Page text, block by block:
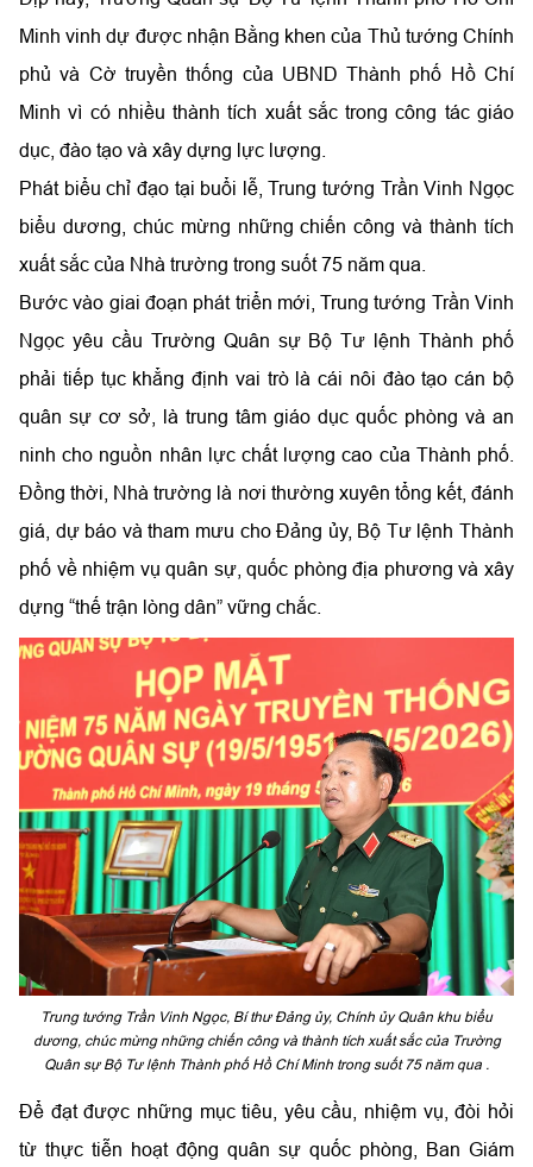
Minh vinh dự được nhận Bằng khen của Thủ tướng Chính
phủ và Cờ truyền thống của UBND Thành phố Hồ Chí
Minh vì có nhiều thành tích xuất sắc trong công tác giáo
dục, đào tạo và xây dựng lực lượng.
Phát biểu chỉ đạo tại buổi lễ, Trung tướng Trần Vinh Ngọc
biểu dương, chúc mừng những chiến công và thành tích
xuất sắc của Nhà trường trong suốt 75 năm qua.
Bước vào giai đoạn phát triển mới, Trung tướng Trần Vinh
Ngọc yêu cầu Trường Quân sự Bộ Tư lệnh Thành phố
phải tiếp tục khẳng định vai trò là cái nôi đào tạo cán bộ
quân sự cơ sở, là trung tâm giáo dục quốc phòng và an
ninh cho nguồn nhân lực chất lượng cao của Thành phố.
Đồng thời, Nhà trường là nơi thường xuyên tổng kết, đánh
giá, dự báo và tham mưu cho Đảng ủy, Bộ Tư lệnh Thành
phố về nhiệm vụ quân sự, quốc phòng địa phương và xây
dựng “thế trận lòng dân” vững chắc.
Trung tướng Trần Vinh Ngọc, Bí thư Đảng ủy, Chính ủy Quân khu biểu
dương, chúc mừng những chiến công và thành tích xuất sắc của Trường
Quân sự Bộ Tư lệnh Thành phố Hồ Chí Minh trong suốt 75 năm qua .
Để đạt được những mục tiêu, yêu cầu, nhiệm vụ, đòi hỏi
từ thực tiễn hoạt động quân sự quốc phòng, Ban Giám